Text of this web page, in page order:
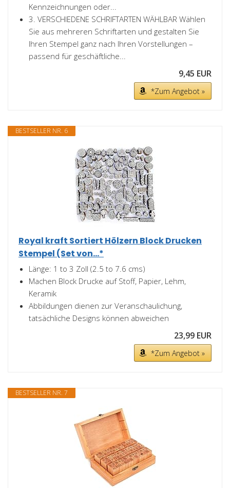
Kennzeichnungen oder...
3. VERSCHIEDENE SCHRIFTARTEN WÄHLBAR Wählen
Sie aus mehreren Schriftarten und gestalten Sie
Ihren Stempel ganz nach Ihren Vorstellungen –
passend für geschäftliche...
9,45 EUR
*Zum Angebot »
BESTSELLER NR. 6
Royal kraft Sortiert Hölzern Block Drucken
Stempel (Set von...*
Länge: 1 to 3 Zoll (2.5 to 7.6 cms)
Machen Block Drucke auf Stoff, Papier, Lehm,
Keramik
Abbildungen dienen zur Veranschaulichung,
tatsächliche Designs können abweichen
23,99 EUR
*Zum Angebot »
BESTSELLER NR. 7